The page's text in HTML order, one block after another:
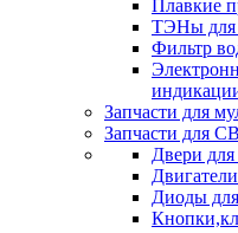
Плавкие
ТЭНы для
Фильтр
Запчасти для
Запчасти для
Двери
Диоды